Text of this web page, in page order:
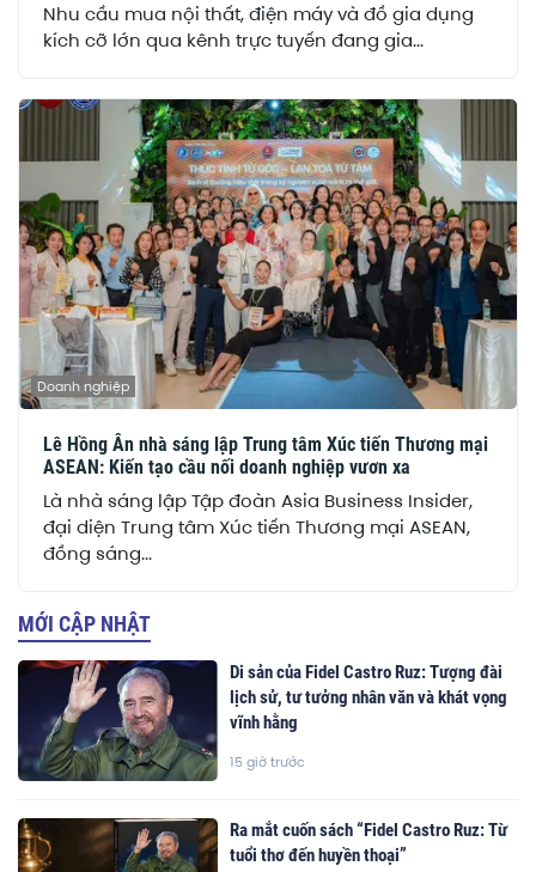
Nhu cầu mua nội thất, điện máy và đồ gia dụng
kích cỡ lớn qua kênh trực tuyến đang gia...
Doanh nghiệp
Lê Hồng Ân nhà sáng lập Trung tâm Xúc tiến Thương mại
ASEAN: Kiến tạo cầu nối doanh nghiệp vươn xa
Là nhà sáng lập Tập đoàn Asia Business Insider,
đại diện Trung tâm Xúc tiến Thương mại ASEAN,
đồng sáng...
MỚI CẬP NHẬT
Di sản của Fidel Castro Ruz: Tượng đài
lịch sử, tư tưởng nhân văn và khát vọng
vĩnh hằng
15 giờ trước
Ra mắt cuốn sách “Fidel Castro Ruz: Từ
tuổi thơ đến huyền thoại”